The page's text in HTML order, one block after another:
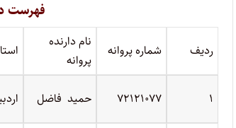
فهرست
ردیف شماره پروانه
نام دارنده
پروانه
۱ ۷۲۱۲۱۰۷۷ حمید فاضل